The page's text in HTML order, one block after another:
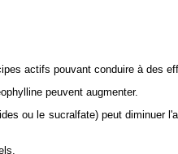
actifs pouvant conduire à des
peuvent augmenter.
ou le sucralfate) peut diminuer